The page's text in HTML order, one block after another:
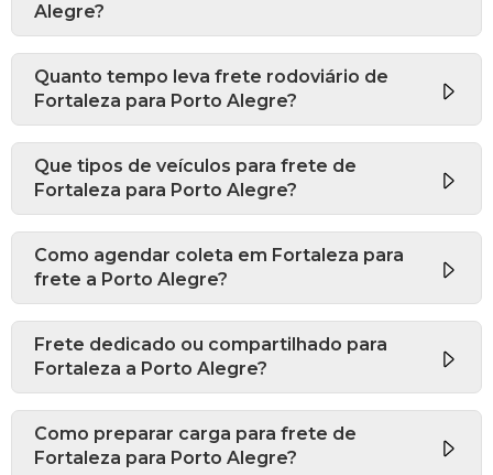
Alegre?
Quanto tempo leva frete rodoviário de
Fortaleza para Porto Alegre?
Que tipos de veículos para frete de
Fortaleza para Porto Alegre?
Como agendar coleta em Fortaleza para
frete a Porto Alegre?
Frete dedicado ou compartilhado para
Fortaleza a Porto Alegre?
Como preparar carga para frete de
Fortaleza para Porto Alegre?